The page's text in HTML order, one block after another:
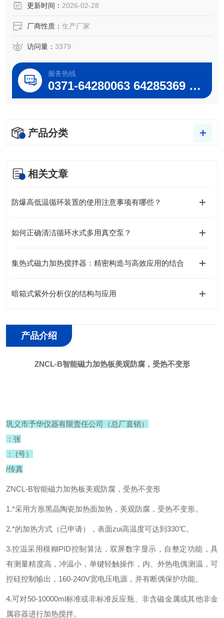
更新时间： 2026-02-28
厂商性质： 生产厂家
访问量： 3379
服务热线
0371-64280063 64285369 64285222
产品分类
相关文章
防爆高低温循环装置的使用注意事项有哪些？
如何正确清洁循环水式多用真空泵？
集热式磁力加热搅拌器：精密构造与高效应用的结合
暗箱式紫外分析仪的结构与应用
产品介绍
ZNCL-B智能磁力加热板美观防腐，受热不变形
巩义市予华仪器有限责任公司（总厂直销）
：张
： (号）
/传真
ZNCL-B智能磁力加热板美观防腐，受热不变形
1.*采用方形黑晶陶瓷加热面加热，美观防腐，受热不变形。
2.*的加热方式（已申请），表面zui高温度可达到330℃。
3.控温采用模糊PID控制算法，双屏数字显示，自整定功能，具
有测量精度高，冲温小，单键轻触操作，内、外热电偶测温，可
控硅控制输出，160-240V宽电压电源，并有断偶保护功能。
4.可对50-10000ml标准或非标准反应瓶、非含磁金属或其他非金
属容器进行加热搅拌。